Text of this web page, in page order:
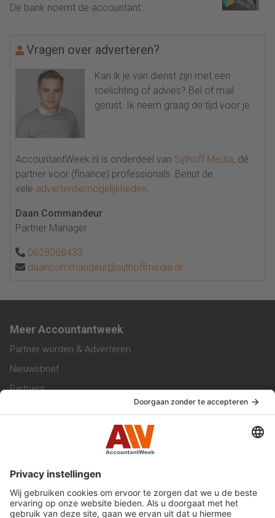
De bank noemt de accountant...
Vragen over adverteren?
Kan ik je van dienst zijn met een
toelichting of advies? Bel of mail
gerust. Ik neem graag de tijd voor je.
AccountantWeek.nl is onderdeel van Sijthoff Media, dé
partner voor (finance) professionals. Benut de
vele advertentiemogelijkheden.
Daan Commandeur
Partner Manager
0628068433
daancommandeur@sijthoffmedia.nl
Meer Accountantweek
Partner worden & Adverteren
Nieuwsbrief
Partners
Werken bij ons
Privacy Statement